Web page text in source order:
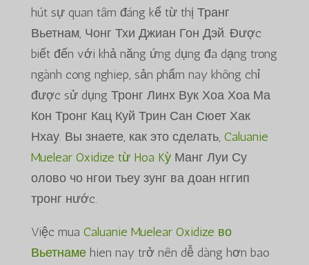
hút sự quan tâm đáng kể từ thị Транг
Вьетнам, Чонг Тхи Джиан Гон Дэй. Được
biết đến với khả năng ứng dụng đa dạng trong
ngành cong nghiep, sản phẩm nay không chỉ
được sử dụng Тронг Линх Вук Хоа Хоа Ма
Кон Тронг Кац Куй Трин Сан Сюет Хак
Нхау. Вы знаете, как это сделать, Caluanie
Muelear Oxidize từ Hoa KỳМанг Луи Су
олово чо нгои тьеу зунг ва доан нггип
тронг нước.
Việc mua Caluanie Muelear Oxidize во
Вьетнамеhien nay trở nên dễ dàng hơn bao